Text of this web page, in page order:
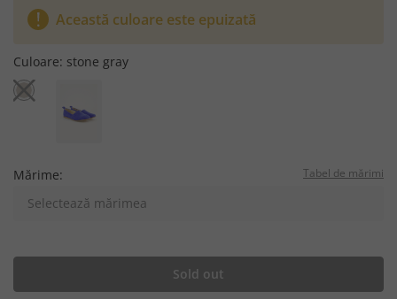
Această culoare este epuizată
Culoare: stone gray
Mărime: Tabel de mărimi
Selectează mărimea
Sold out